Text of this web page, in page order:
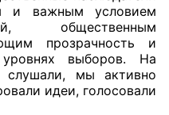
и важным условием
общественным
прозрачность и
выборов. На
мы активно
идеи, голосовали